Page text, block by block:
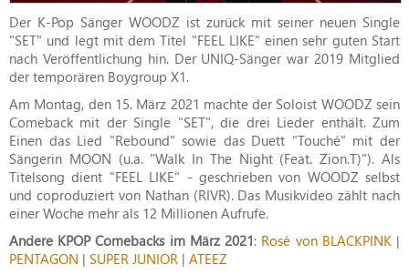
Der K-Pop Sänger WOODZ ist zurück mit seiner neuen Single
"SET" und legt mit dem Titel "FEEL LIKE" einen sehr guten Start
nach Veröffentlichung hin. Der UNIQ-Sänger war 2019 Mitglied
der temporären Boygroup X1.
Am Montag, den 15. März 2021 machte der Soloist WOODZ sein
Comeback mit der Single "SET", die drei Lieder enthält. Zum
Einen das Lied "Rebound" sowie das Duett "Touché" mit der
Sängerin MOON (u.a. "Walk In The Night (Feat. Zion.T)"). Als
Titelsong dient "FEEL LIKE" - geschrieben von WOODZ selbst
und coproduziert von Nathan (RIVR). Das Musikvideo zählt nach
einer Woche mehr als 12 Millionen Aufrufe.
Andere KPOP Comebacks im März 2021: Rosé von BLACKPINK |
PENTAGON | SUPER JUNIOR | ATEEZ